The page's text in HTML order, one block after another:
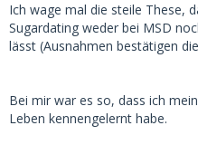
Ich wage mal die steile These,
Sugardating weder bei MSD
lässt (Ausnahmen bestätigen
Bei mir war es so, dass ich
Leben kennengelernt habe.